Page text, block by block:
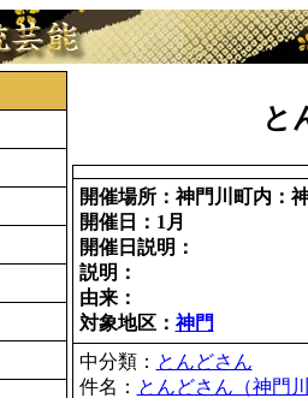
と
開催場所：神門川町内：
開催日：1月
開催日説明：
説明：
由来：
対象地区：神門
中分類： とんどさん
件名： とんどさん（神門